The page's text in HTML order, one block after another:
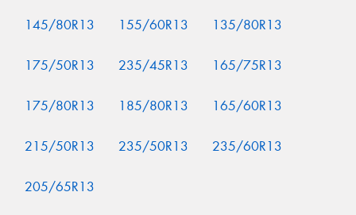
145/80R13 155/60R13 135/80R13
175/50R13 235/45R13 165/75R13
175/80R13 185/80R13 165/60R13
215/50R13 235/50R13 235/60R13
205/65R13